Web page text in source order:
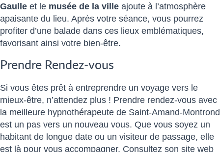
Gaulle et le musée de la ville ajoute à l’atmosphère
apaisante du lieu. Après votre séance, vous pourrez
profiter d’une balade dans ces lieux emblématiques,
favorisant ainsi votre bien-être.
Prendre Rendez-vous
Si vous êtes prêt à entreprendre un voyage vers le
mieux-être, n’attendez plus ! Prendre rendez-vous avec
la meilleure hypnothérapeute de Saint-Amand-Montrond
est un pas vers un nouveau vous. Que vous soyez un
habitant de longue date ou un visiteur de passage, elle
est là pour vous accompagner. Consultez son site web